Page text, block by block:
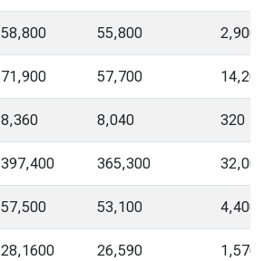
58,800 55,800 2,900
71,900 57,700
8,360 8,040 320
397,400 365,300
57,500 53,100 4,400
28,1600 26,590 1,570